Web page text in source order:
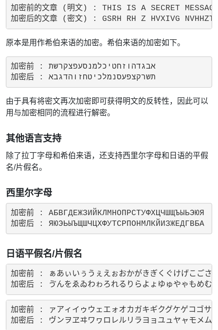
加密前的文章 (明文) : THIS IS A SECRET
原本是用作希伯来语的加密。希伯来语的加密如下。
加密前 : אבגדהוזחטיכלמנסעפצקרשת
由于具有将密文再次加密即可获得明文的反转性，因此可以
用与加密相同的流程进行解密。
其他语言支持
除了拉丁字母和希伯来语，还支持西里尔字母和日语的平假
名/片假名。
西里尔字母
加密前 : АБВГДЕЖЗИЙКЛМНОПРСТУФХЦЧШЩЪЫЬЭЮЯ
日语平假名/片假名
加密前 : ぁあぃいぅうぇえぉおかがきぎくぐけげこごさ
加密前 : ァアィイゥウェエォオカガキギクグケゲコゴサ